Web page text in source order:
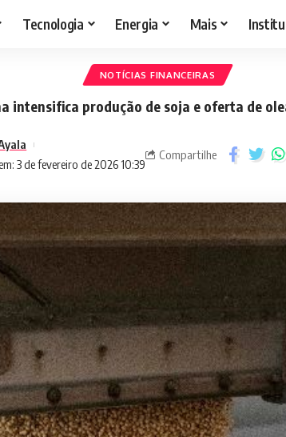
Tecnologia Energia Mais
NOTÍCIAS FINANCEIRAS
intensifica produção de soja e oferta de
3 de fevereiro de 2026 10:39
Compartilhe